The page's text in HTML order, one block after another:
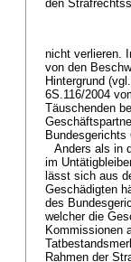
den
nicht verlieren.
von den
Hintergrund
6S.116/2004
Täuschenden
Anders als in
im
lässt sich aus
Geschädigten
des
welcher die
Kommissionen
Rahmen der